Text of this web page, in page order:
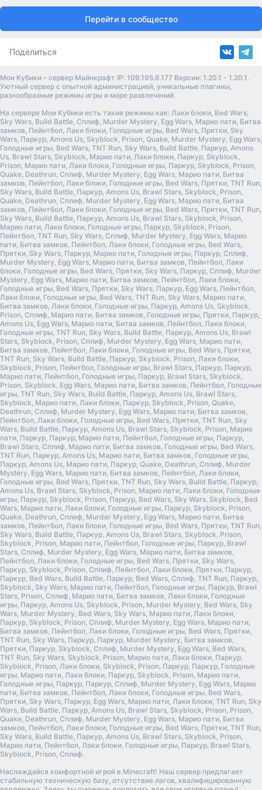
Перейти в сообщество
Поделиться
Мои Кубики – сервер Майнкрафт IP: 109.195.6.177 Версии: 1.20.1 - 1.20.1.
Уютный сервер с опытной администрацией, уникальные плагины,
разнообразные режимы игры и море развлечений.
На сервере Мои Кубики есть такие режимы как: Лаки блоки, Bed Wars,
Sky Wars, Build Battle, Сплиф, Murder Mystery, Egg Wars, Марио пати, Битва
замков, Пейнтбол, Лаки блоки, Голодные игры, Bed Wars, Прятки, Sky
Wars, Паркур, Amons Us, Skyblock, Prison, Quake, Murder Mystery, Egg Wars,
Голодные игры, Bed Wars, TNT Run, Sky Wars, Build Battle, Паркур, Amons
Us, Brawl Stars, Skyblock, Марио пати, Лаки блоки, Паркур, Skyblock,
Prison, Марио пати, Лаки блоки, Голодные игры, Паркур, Skyblock, Prison,
Quake, Deathrun, Сплиф, Murder Mystery, Egg Wars, Марио пати, Битва
замков, Пейнтбол, Лаки блоки, Голодные игры, Bed Wars, Прятки, TNT Run,
Sky Wars, Build Battle, Паркур, Amons Us, Brawl Stars, Skyblock, Prison,
Quake, Deathrun, Сплиф, Murder Mystery, Egg Wars, Марио пати, Битва
замков, Пейнтбол, Лаки блоки, Голодные игры, Bed Wars, Прятки, TNT Run,
Sky Wars, Build Battle, Паркур, Amons Us, Brawl Stars, Skyblock, Prison,
Марио пати, Лаки блоки, Голодные игры, Паркур, Skyblock, Prison,
Пейнтбол, TNT Run, Sky Wars, Сплиф, Murder Mystery, Egg Wars, Марио
пати, Битва замков, Пейнтбол, Лаки блоки, Голодные игры, Bed Wars,
Прятки, Sky Wars, Паркур, Марио пати, Голодные игры, Паркур, Сплиф,
Murder Mystery, Egg Wars, Марио пати, Битва замков, Пейнтбол, Лаки
блоки, Голодные игры, Bed Wars, Прятки, Sky Wars, Паркур, Сплиф, Murder
Mystery, Egg Wars, Марио пати, Битва замков, Пейнтбол, Лаки блоки,
Голодные игры, Bed Wars, Прятки, Sky Wars, Паркур, Egg Wars, Пейнтбол,
Лаки блоки, Голодные игры, Bed Wars, TNT Run, Sky Wars, Марио пати,
Битва замков, Лаки блоки, Голодные игры, Паркур, Amons Us, Skyblock,
Prison, Сплиф, Марио пати, Битва замков, Голодные игры, Прятки, Паркур,
Amons Us, Egg Wars, Марио пати, Битва замков, Пейнтбол, Лаки блоки,
Голодные игры, TNT Run, Sky Wars, Build Battle, Паркур, Amons Us, Brawl
Stars, Skyblock, Prison, Сплиф, Murder Mystery, Egg Wars, Марио пати,
Битва замков, Пейнтбол, Лаки блоки, Голодные игры, Bed Wars, Прятки,
TNT Run, Sky Wars, Build Battle, Паркур, Skyblock, Prison, Лаки блоки,
Skyblock, Prison, Пейнтбол, Голодные игры, Brawl Stars, Паркур, Паркур,
Марио пати, Пейнтбол, Голодные игры, Паркур, Brawl Stars, Skyblock,
Prison, Skyblock, Egg Wars, Марио пати, Битва замков, Пейнтбол, Голодные
игры, TNT Run, Sky Wars, Build Battle, Паркур, Amons Us, Brawl Stars,
Skyblock, Марио пати, Лаки блоки, Паркур, Skyblock, Prison, Quake,
Deathrun, Сплиф, Murder Mystery, Egg Wars, Марио пати, Битва замков,
Пейнтбол, Лаки блоки, Голодные игры, Bed Wars, Прятки, TNT Run, Sky
Wars, Build Battle, Паркур, Amons Us, Brawl Stars, Skyblock, Prison, Марио
пати, Паркур, Паркур, Марио пати, Пейнтбол, Голодные игры, Паркур,
Brawl Stars, Сплиф, Марио пати, Битва замков, Голодные игры, Bed Wars,
TNT Run, Паркур, Amons Us, Марио пати, Битва замков, Голодные игры,
Паркур, Amons Us, Марио пати, Паркур, Quake, Deathrun, Сплиф, Murder
Mystery, Egg Wars, Марио пати, Битва замков, Пейнтбол, Лаки блоки,
Голодные игры, Bed Wars, Прятки, TNT Run, Sky Wars, Build Battle, Паркур,
Amons Us, Brawl Stars, Skyblock, Prison, Марио пати, Лаки блоки, Голодные
игры, Паркур, Skyblock, Prison, Паркур, Bed Wars, Sky Wars, Skyblock, Bed
Wars, Марио пати, Лаки блоки, Голодные игры, Паркур, Skyblock, Prison,
Quake, Deathrun, Сплиф, Murder Mystery, Egg Wars, Марио пати, Битва
замков, Пейнтбол, Лаки блоки, Голодные игры, Bed Wars, Прятки, TNT Run,
Sky Wars, Build Battle, Паркур, Amons Us, Brawl Stars, Skyblock, Prison,
Skyblock, Prison, Марио пати, Пейнтбол, Голодные игры, Паркур, Brawl
Stars, Сплиф, Murder Mystery, Egg Wars, Марио пати, Битва замков,
Пейнтбол, Лаки блоки, Голодные игры, Bed Wars, Прятки, Sky Wars,
Паркур, Skyblock, Prison, Сплиф, Пейнтбол, Лаки блоки, Прятки, Паркур,
Паркур, Bed Wars, Build Battle, Паркур, Bed Wars, Сплиф, TNT Run, Паркур,
Skyblock, Sky Wars, Марио пати, Пейнтбол, Голодные игры, Паркур, Brawl
Stars, Prison, Сплиф, Марио пати, Битва замков, Лаки блоки, Голодные
игры, Паркур, Amons Us, Skyblock, Prison, Murder Mystery, Bed Wars, Sky
Wars, Murder Mystery, Bed Wars, Sky Wars, Марио пати, Лаки блоки,
Паркур, Skyblock, Prison, Сплиф, Murder Mystery, Egg Wars, Марио пати,
Битва замков, Пейнтбол, Лаки блоки, Голодные игры, Bed Wars, Прятки,
TNT Run, Sky Wars, Паркур, Паркур, Murder Mystery, Битва замков,
Прятки, Паркур, Skyblock, Сплиф, Murder Mystery, Egg Wars, Bed Wars,
TNT Run, Sky Wars, Skyblock, Prison, Марио пати, Лаки блоки, Паркур,
Skyblock, Prison, Лаки блоки, Skyblock, Prison, Паркур, Паркур, Голодные
игры, Марио пати, Лаки блоки, Паркур, Skyblock, Prison, Марио пати,
Голодные игры, Паркур, Паркур, Сплиф, Murder Mystery, Egg Wars, Марио
пати, Битва замков, Пейнтбол, Лаки блоки, Голодные игры, Bed Wars,
Прятки, Sky Wars, Паркур, Egg Wars, Марио пати, Лаки блоки, TNT Run, Sky
Wars, Build Battle, Паркур, Amons Us, Brawl Stars, Skyblock, Prison, Prison,
Quake, Deathrun, Сплиф, Murder Mystery, Egg Wars, Марио пати, Битва
замков, Пейнтбол, Лаки блоки, Голодные игры, Bed Wars, Прятки, TNT Run,
Sky Wars, Build Battle, Паркур, Amons Us, Brawl Stars, Skyblock, Prison,
Марио пати, Пейнтбол, Лаки блоки, Голодные игры, Паркур, Brawl Stars,
Skyblock, Prison, Сплиф.
Наслаждайся комфортной игрой в Minecraft! Наш сервер предлагает
стабильную техническую базу, отсутствие лагов, квалифицированную